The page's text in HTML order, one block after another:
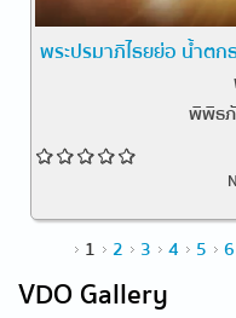
พระปรมาภิไธยย่อ น้ำตก
พิพิธ
Pages1 2 3 4 5 6
VDO Gallery